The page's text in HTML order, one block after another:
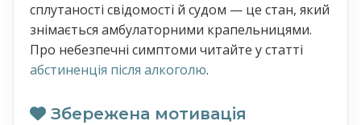
сплутаності свідомості й судом — це стан, який
знімається амбулаторними крапельницями.
Про небезпечні симптоми читайте у статті
абстиненція після алкоголю.
Збережена мотивація